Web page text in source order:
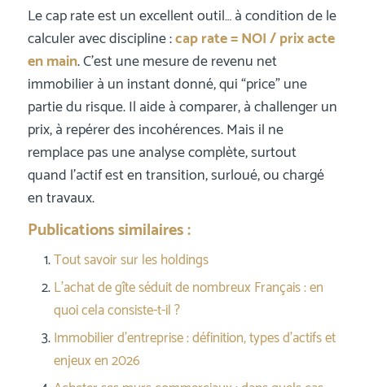
Le cap rate est un excellent outil… à condition de le
calculer avec discipline :cap rate = NOI / prix acte
en main. C’est une mesure de revenu net
immobilier à un instant donné, qui “price” une
partie du risque. Il aide à comparer, à challenger un
prix, à repérer des incohérences. Mais il ne
remplace pas une analyse complète, surtout
quand l’actif est en transition, surloué, ou chargé
en travaux.
Publications similaires :
Tout savoir sur les holdings
L’achat de gîte séduit de nombreux Français : en
quoi cela consiste-t-il ?
Immobilier d’entreprise : définition, types d’actifs et
enjeux en 2026